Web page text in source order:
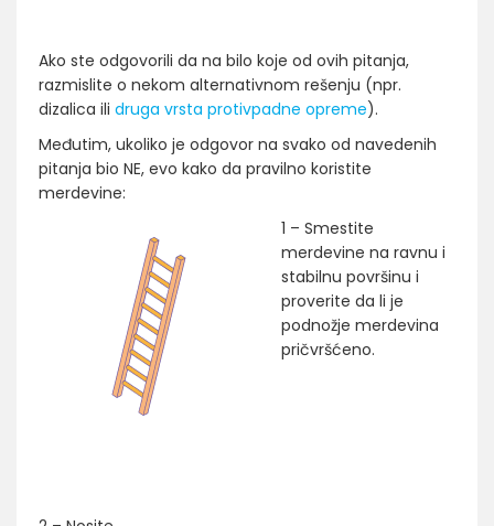
Ako ste odgovorili da na bilo koje od ovih pitanja,
razmislite o nekom alternativnom rešenju (npr.
dizalica ili druga vrsta protivpadne opreme).
Međutim, ukoliko je odgovor na svako od navedenih
pitanja bio NE, evo kako da pravilno koristite
merdevine:
1 – Smestite
merdevine na ravnu i
stabilnu površinu i
proverite da li je
podnožje merdevina
pričvršćeno.